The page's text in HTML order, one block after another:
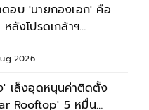
ตอบ 'นายกองเอก' คือ
หลังโปรดเกล้าฯ
หาดไทย
2026
' เล็งอุดหนุนค่าติดตั้ง
Rooftop' 5 หมื่น